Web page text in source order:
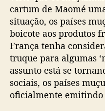
cartum de Maomé
situação, os países
boicote aos produtos
França tenha
truque para algumas
assunto está se
sociais, os países
oficialmente emitindo